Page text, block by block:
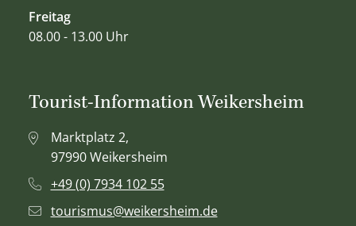
Freitag
08.00 - 13.00 Uhr
Tourist-Information Weikersheim
Marktplatz 2,
97990 Weikersheim
+49 (0) 7934 102 55
tourismus@weikersheim.de